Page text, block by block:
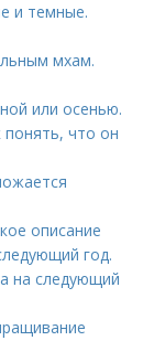
и темные.
мхам.
или осенью.
понять, что он
описание
год.
на следующий